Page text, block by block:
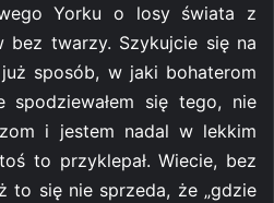
Yorku o losy świata z
bez twarzy. Szykujcie się na
sposób, w jaki bohaterom
się tego, nie
i jestem nadal w lekkim
to przyklepał. Wiecie, bez
to się nie sprzeda, że „gdzie